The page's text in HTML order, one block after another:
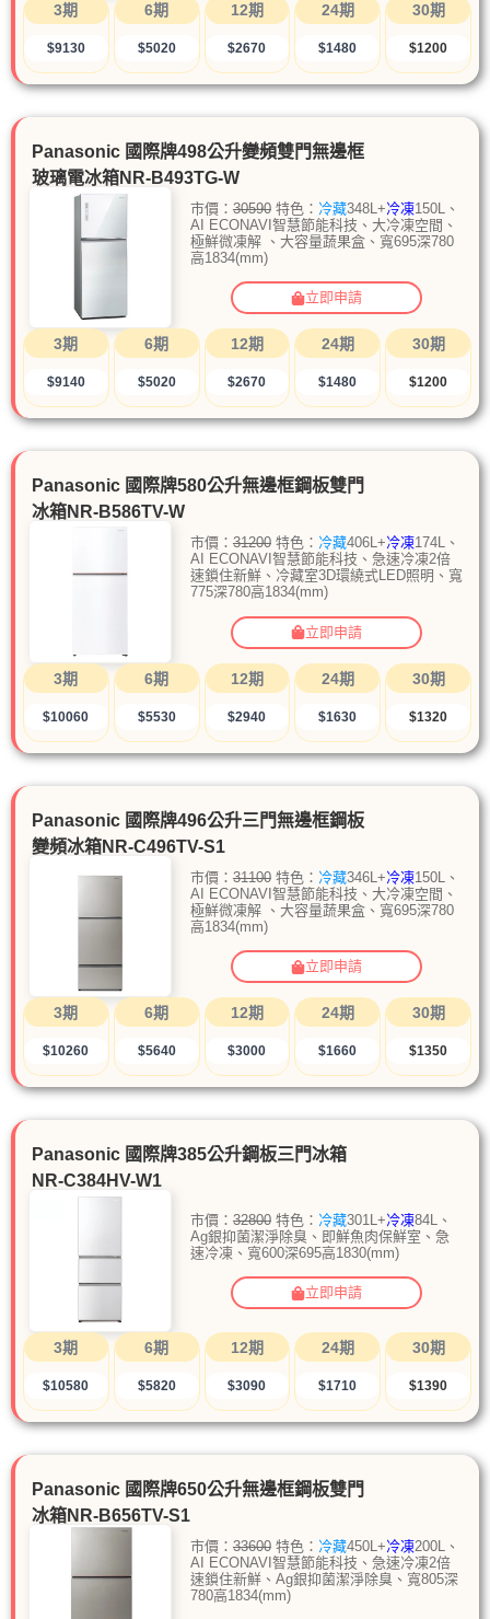
3期
$9130
6期
$5020
12期
$2670
24期
$1480
30期
$1200
Panasonic 國際牌498公升變頻雙門無邊框
玻璃電冰箱NR-B493TG-W
市價： 30590特色： 冷藏348L+冷凍150L、
AI ECONAVI智慧節能科技、大冷凍空間、
極鮮微凍解 、大容量蔬果盒、寬695深780
高1834(mm)
立即申請
3期
$9140
6期
$5020
12期
$2670
24期
$1480
30期
$1200
Panasonic 國際牌580公升無邊框鋼板雙門
冰箱NR-B586TV-W
市價： 31200特色： 冷藏406L+冷凍174L、
AI ECONAVI智慧節能科技、急速冷凍2倍
速鎖住新鮮、冷藏室3D環繞式LED照明、寬
775深780高1834(mm)
立即申請
3期
$10060
6期
$5530
12期
$2940
24期
$1630
30期
$1320
Panasonic 國際牌496公升三門無邊框鋼板
變頻冰箱NR-C496TV-S1
市價： 31100特色： 冷藏346L+冷凍150L、
AI ECONAVI智慧節能科技、大冷凍空間、
極鮮微凍解 、大容量蔬果盒、寬695深780
高1834(mm)
立即申請
3期
$10260
6期
$5640
12期
$3000
24期
$1660
30期
$1350
Panasonic 國際牌385公升鋼板三門冰箱
NR-C384HV-W1
市價： 32800特色： 冷藏301L+冷凍84L、
Ag銀抑菌潔淨除臭、即鮮魚肉保鮮室、急
速冷凍、寬600深695高1830(mm)
立即申請
3期
$10580
6期
$5820
12期
$3090
24期
$1710
30期
$1390
Panasonic 國際牌650公升無邊框鋼板雙門
冰箱NR-B656TV-S1
市價： 33600特色： 冷藏450L+冷凍200L、
AI ECONAVI智慧節能科技、急速冷凍2倍
速鎖住新鮮、Ag銀抑菌潔淨除臭、寬805深
780高1834(mm)